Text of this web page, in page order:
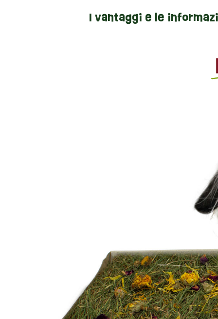
I vantaggi e le